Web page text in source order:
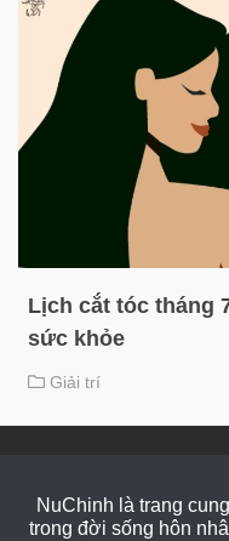
Lịch cắt tóc tháng
sức khỏe
Giải trí
NuChinh là trang
trong đời sống hôn